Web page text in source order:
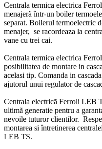
Centrala termica electrica
menajerã într-un boiler
separat. Boilerul termoelectric
menajer, se racordeaza la
vane cu trei cai.
Centrala termica electrica
posibilitatea de montare in
acelasi tip. Comanda in
ajutorul unui regulator de
Centrala electricã Ferroli LEB
ultimã generatie pentru a
nevoile tuturor clientilor.
montarea si întretinerea
LEB TS.